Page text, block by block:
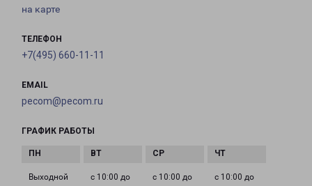
на карте
ТЕЛЕФОН
+7(495) 660-11-11
EMAIL
pecom@pecom.ru
ГРАФИК РАБОТЫ
Выходной
с 10:00 до
с 10:00 до
с 10:00 до